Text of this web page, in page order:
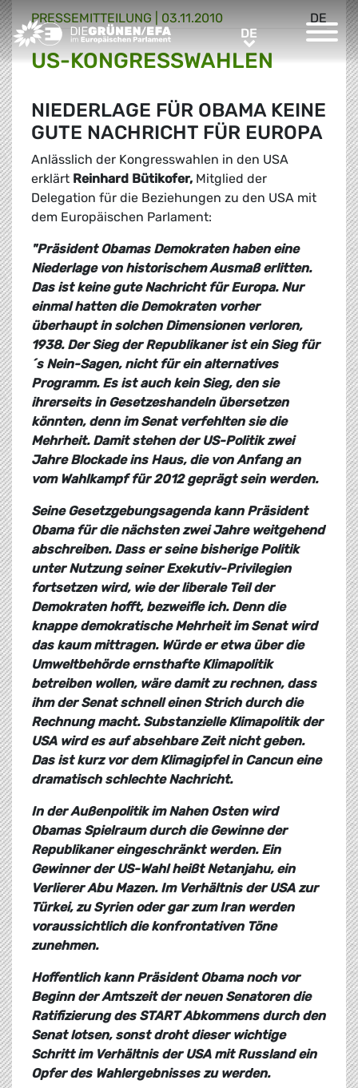
Greens/EFA Home DEDE
DE
PRESSE­MITTEILUNG 03.11.2010
US-KONGRESSWAHLEN
NIEDERLAGE FÜR OBAMA KEINE
GUTE NACHRICHT FÜR EUROPA
Anlässlich der Kongresswahlen in den USA
erklärt Reinhard Bütikofer, Mitglied der
Delegation für die Beziehungen zu den USA mit
dem Europäischen Parlament:
"Präsident Obamas Demokraten haben eine
Niederlage von historischem Ausmaß erlitten.
Das ist keine gute Nachricht für Europa. Nur
einmal hatten die Demokraten vorher
überhaupt in solchen Dimensionen verloren,
1938. Der Sieg der Republikaner ist ein Sieg für
´s Nein-Sagen, nicht für ein alternatives
Programm. Es ist auch kein Sieg, den sie
ihrerseits in Gesetzeshandeln übersetzen
könnten, denn im Senat verfehlten sie die
Mehrheit. Damit stehen der US-Politik zwei
Jahre Blockade ins Haus, die von Anfang an
vom Wahlkampf für 2012 geprägt sein werden.
Seine Gesetzgebungsagenda kann Präsident
Obama für die nächsten zwei Jahre weitgehend
abschreiben. Dass er seine bisherige Politik
unter Nutzung seiner Exekutiv-Privilegien
fortsetzen wird, wie der liberale Teil der
Demokraten hofft, bezweifle ich. Denn die
knappe demokratische Mehrheit im Senat wird
das kaum mittragen. Würde er etwa über die
Umweltbehörde ernsthafte Klimapolitik
betreiben wollen, wäre damit zu rechnen, dass
ihm der Senat schnell einen Strich durch die
Rechnung macht. Substanzielle Klimapolitik der
USA wird es auf absehbare Zeit nicht geben.
Das ist kurz vor dem Klimagipfel in Cancun eine
dramatisch schlechte Nachricht.
In der Außenpolitik im Nahen Osten wird
Obamas Spielraum durch die Gewinne der
Republikaner eingeschränkt werden. Ein
Gewinner der US-Wahl heißt Netanjahu, ein
Verlierer Abu Mazen. Im Verhältnis der USA zur
Türkei, zu Syrien oder gar zum Iran werden
voraussichtlich die konfrontativen Töne
zunehmen.
Hoffentlich kann Präsident Obama noch vor
Beginn der Amtszeit der neuen Senatoren die
Ratifizierung des START Abkommens durch den
Senat lotsen, sonst droht dieser wichtige
Schritt im Verhältnis der USA mit Russland ein
Opfer des Wahlergebnisses zu werden.